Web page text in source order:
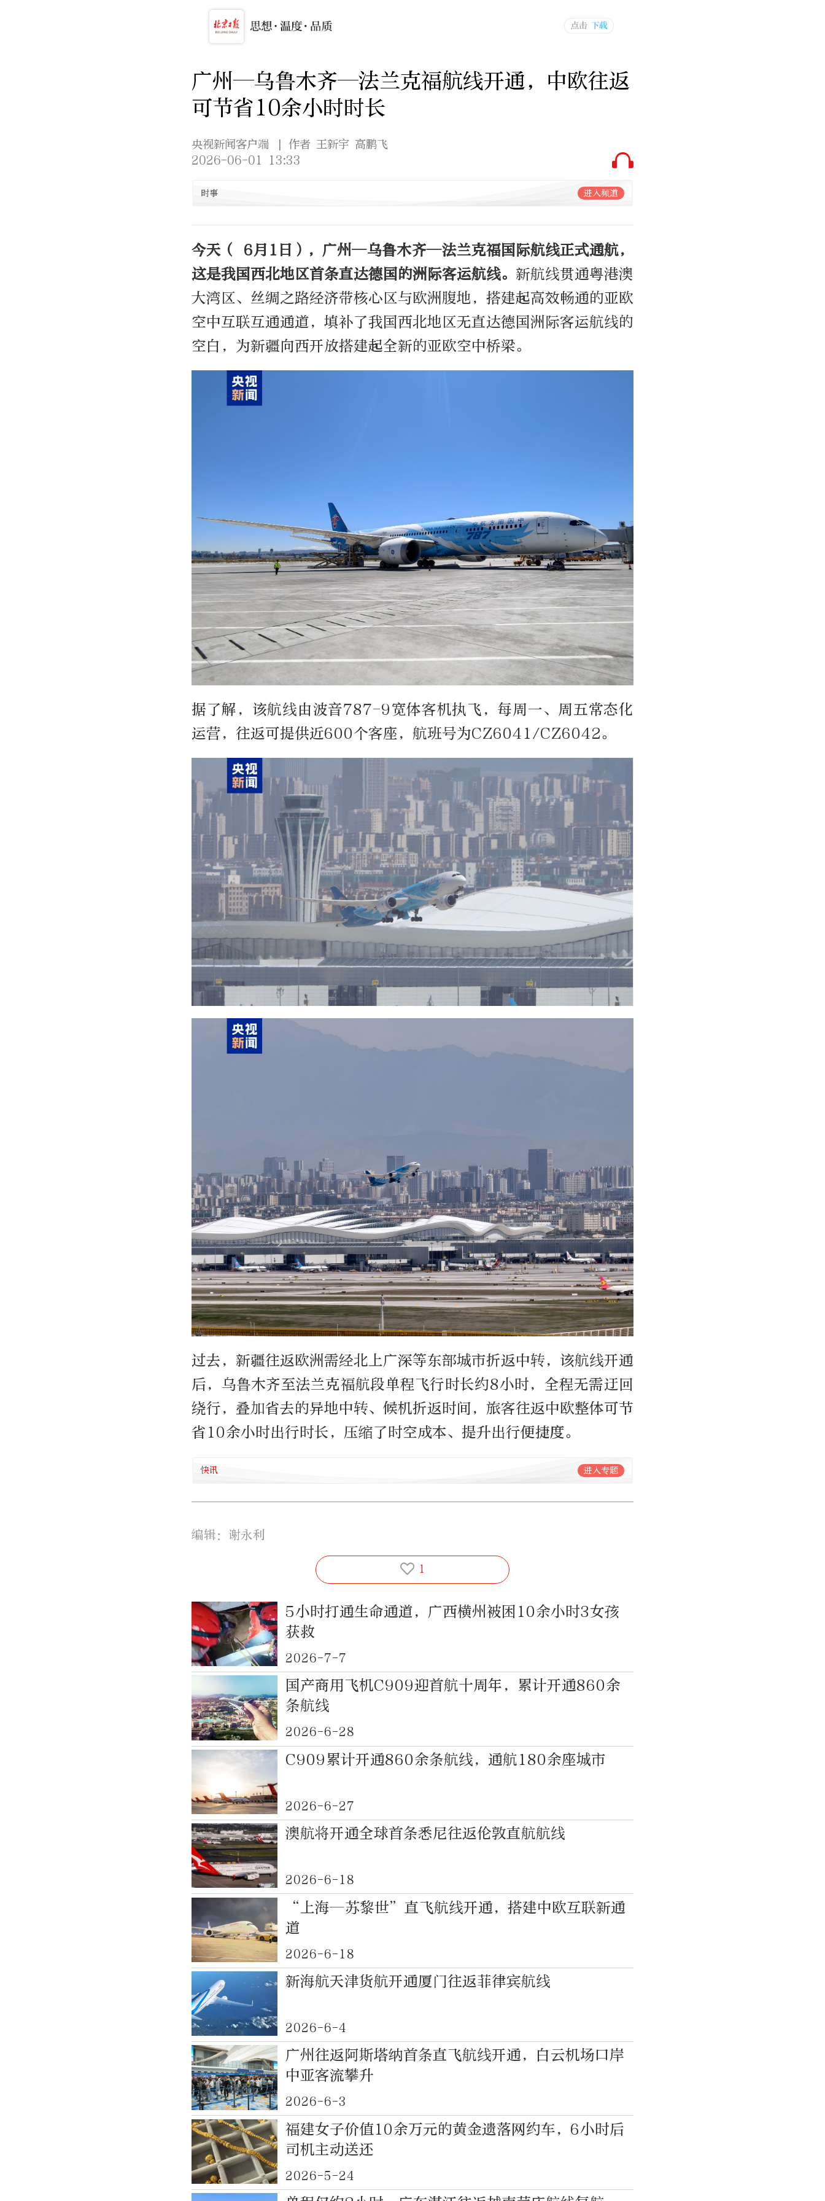
广州—乌鲁木齐—法兰克福航线开通，中欧往返
可节省10余小时时长
央视新闻客户端
| 作者 王新宇 高鹏飞
2026-06-01 13:33
时事 进入频道
今天（ 6月1日），广州—乌鲁木齐—法兰克福国际航线正式通航，
这是我国西北地区首条直达德国的洲际客运航线。 新航线贯通粤港澳
大湾区、丝绸之路经济带核心区与欧洲腹地，搭建起高效畅通的亚欧
空中互联互通通道，填补了我国西北地区无直达德国洲际客运航线的
空白，为新疆向西开放搭建起全新的亚欧空中桥梁。
据了解，该航线由波音787-9宽体客机执飞，每周一、周五常态化
运营，往返可提供近600个客座，航班号为CZ6041/CZ6042。
过去，新疆往返欧洲需经北上广深等东部城市折返中转，该航线开通
后，乌鲁木齐至法兰克福航段单程飞行时长约8小时，全程无需迂回
绕行，叠加省去的异地中转、候机折返时间，旅客往返中欧整体可节
省10余小时出行时长，压缩了时空成本、提升出行便捷度。
快讯 进入专题
编辑：谢永利
1
5小时打通生命通道，广西横州被困10余小时3女孩
获救
2026-7-7
国产商用飞机C909迎首航十周年，累计开通860余
条航线
2026-6-28
C909累计开通860余条航线，通航180余座城市
2026-6-27
澳航将开通全球首条悉尼往返伦敦直航航线
2026-6-18
“上海—苏黎世”直飞航线开通，搭建中欧互联新通
道
2026-6-18
新海航天津货航开通厦门往返菲律宾航线
2026-6-4
广州往返阿斯塔纳首条直飞航线开通，白云机场口岸
中亚客流攀升
2026-6-3
福建女子价值10余万元的黄金遗落网约车，6小时后
司机主动送还
2026-5-24